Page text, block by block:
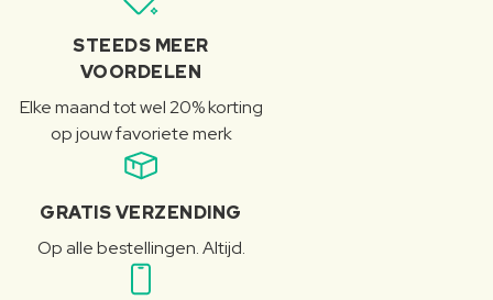
STEEDS MEER
VOORDELEN
Elke maand tot wel 20% korting
op jouw favoriete merk
GRATIS VERZENDING
Op alle bestellingen. Altijd.